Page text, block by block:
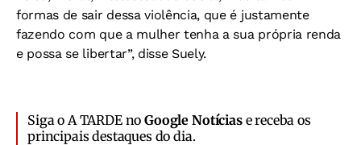
formas de sair dessa violência, que é justamente
fazendo com que a mulher tenha a sua própria renda
e possa se libertar”, disse Suely.
Siga o A TARDE noGoogle Notíciase receba os
principais destaques do dia.